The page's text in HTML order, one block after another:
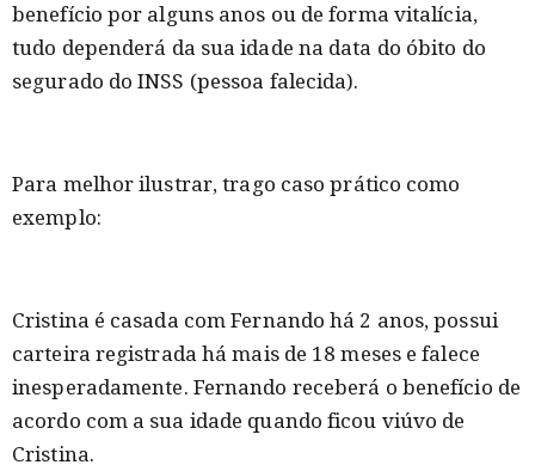
benefício por alguns anos ou de forma vitalícia,
tudo dependerá da sua idade na data do óbito do
segurado do INSS (pessoa falecida).
Para melhor ilustrar, trago caso prático como
exemplo:
Cristina é casada com Fernando há 2 anos, possui
carteira registrada há mais de 18 meses e falece
inesperadamente. Fernando receberá o benefício de
acordo com a sua idade quando ficou viúvo de
Cristina.